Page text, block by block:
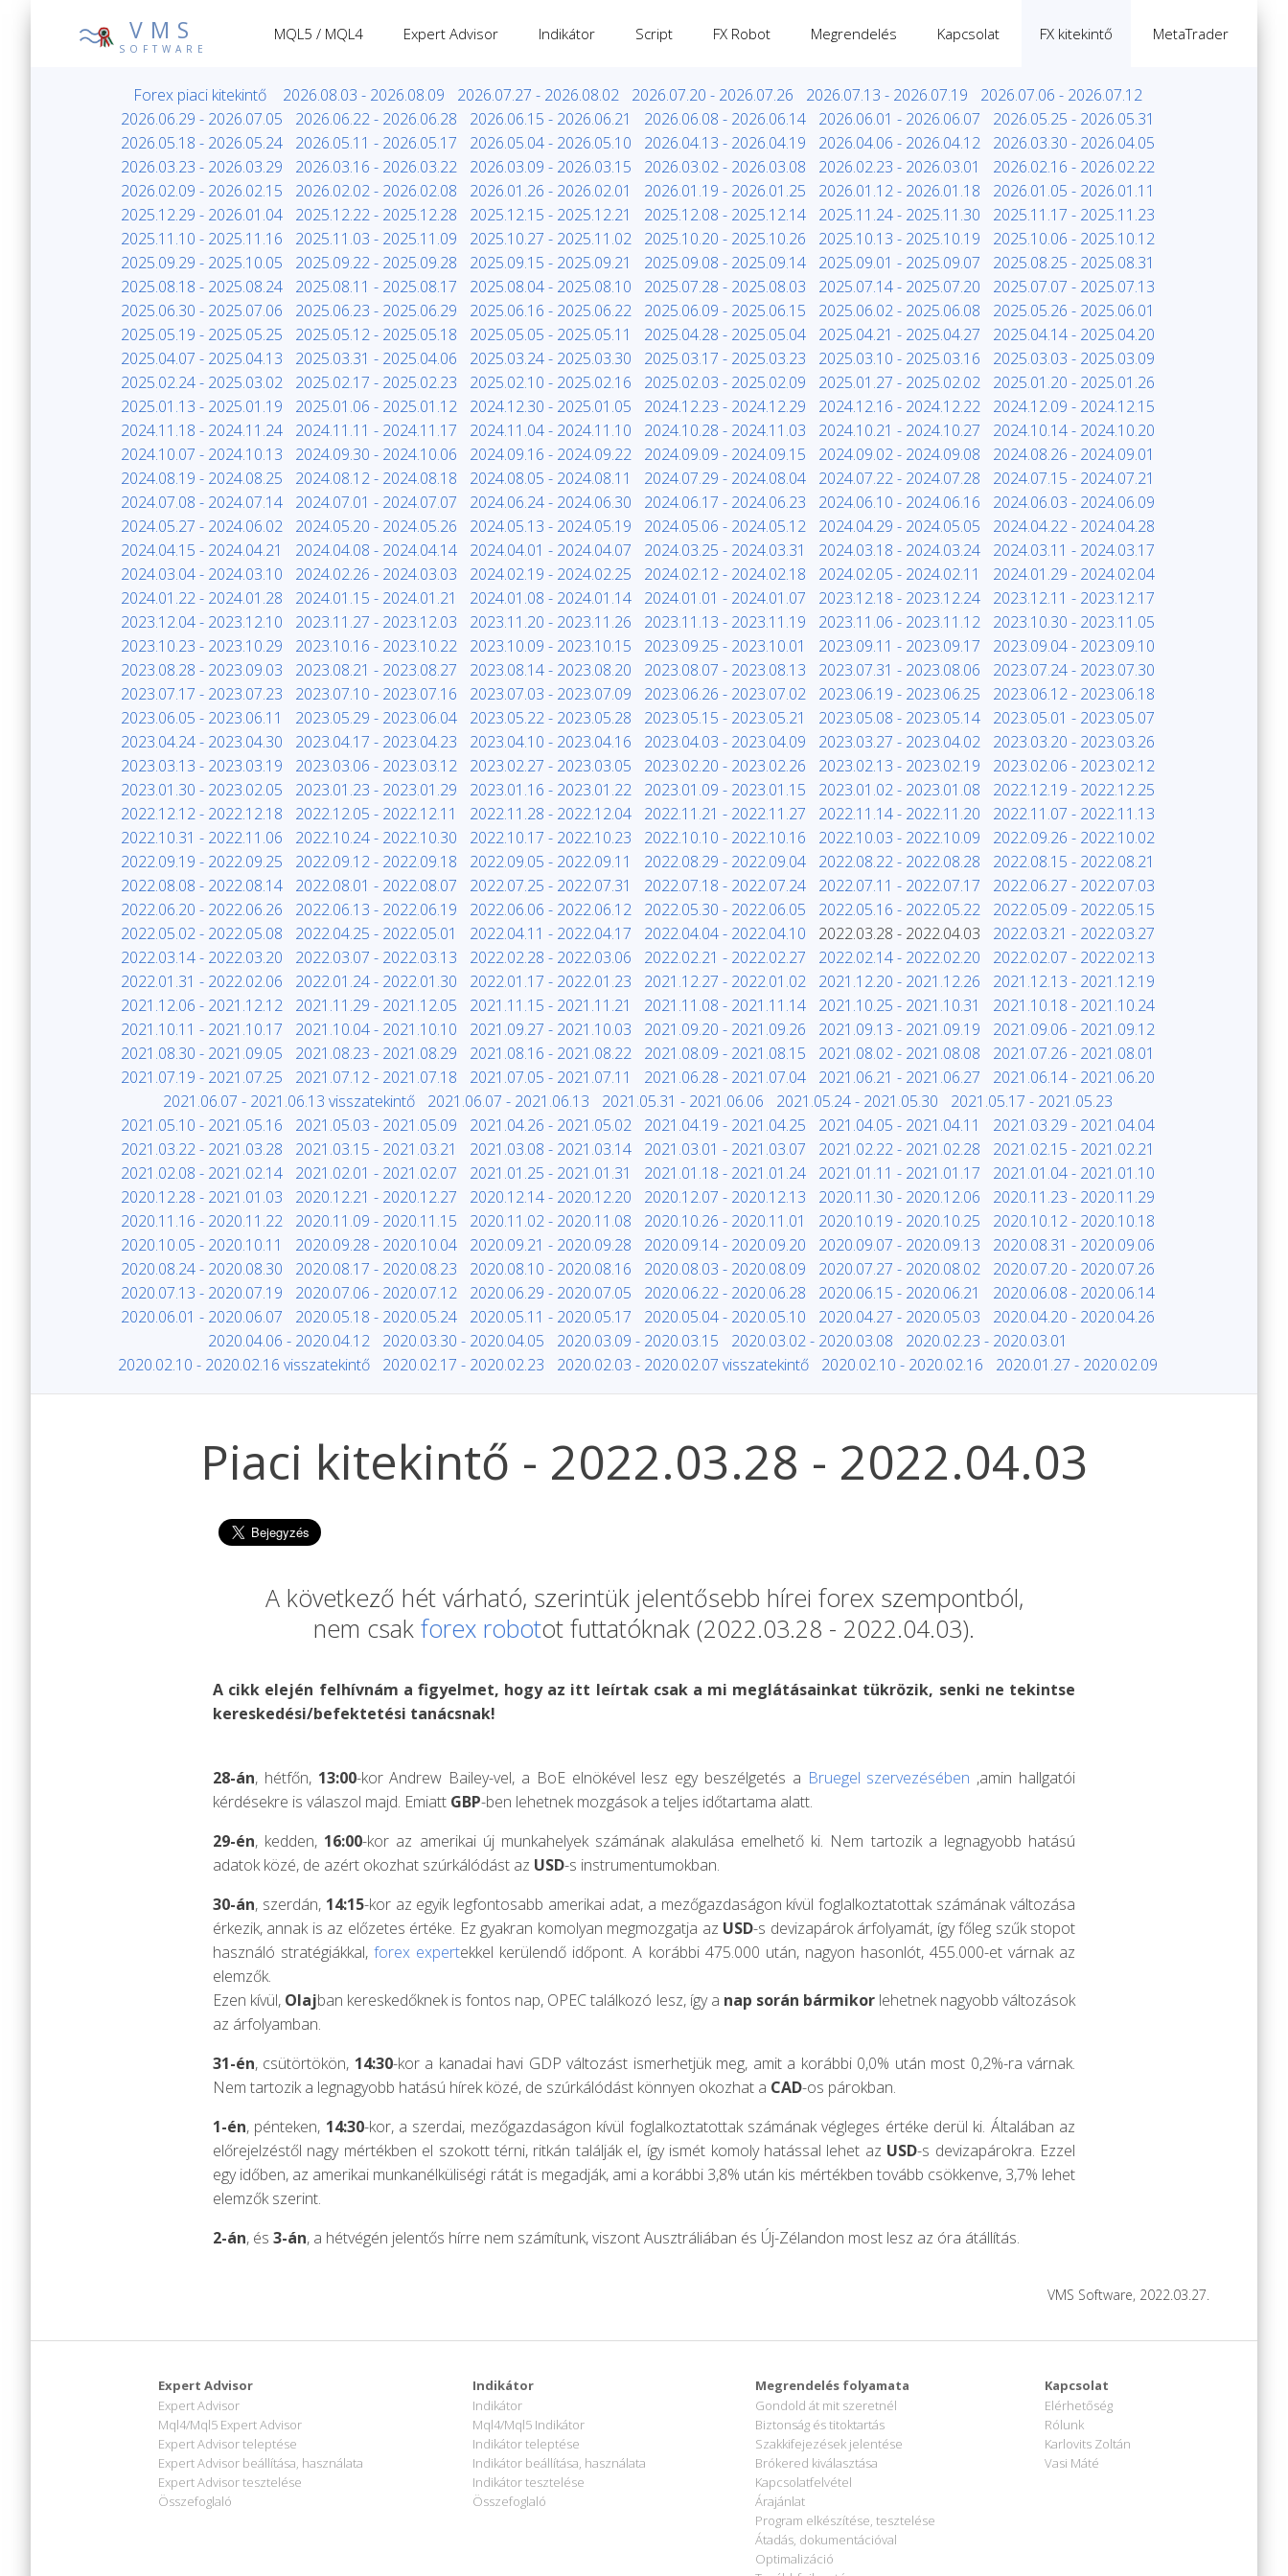
VMS
SOFTWARE
MQL5 / MQL4 Expert Advisor Indikátor Script FX Robot Megrendelés Kapcsolat FX kitekintő MetaTrader
Forex piaci kitekintő 2026.08.03 - 2026.08.09 2026.07.27 - 2026.08.02 2026.07.20 - 2026.07.26 2026.07.13 - 2026.07.19
2026.07.06 - 2026.07.12
2026.06.29 - 2026.07.05
2026.06.22 - 2026.06.28 2026.06.15 - 2026.06.21 2026.06.08 - 2026.06.14 2026.06.01 - 2026.06.07
2026.05.25 - 2026.05.31
2026.05.18 - 2026.05.24
2026.05.11 - 2026.05.17 2026.05.04 - 2026.05.10 2026.04.13 - 2026.04.19 2026.04.06 - 2026.04.12
2026.03.30 - 2026.04.05
2026.03.23 - 2026.03.29
2026.03.16 - 2026.03.22 2026.03.09 - 2026.03.15 2026.03.02 - 2026.03.08 2026.02.23 - 2026.03.01
2026.02.16 - 2026.02.22
2026.02.09 - 2026.02.15
2026.02.02 - 2026.02.08 2026.01.26 - 2026.02.01 2026.01.19 - 2026.01.25 2026.01.12 - 2026.01.18
2026.01.05 - 2026.01.11
2025.12.29 - 2026.01.04
2025.12.22 - 2025.12.28 2025.12.15 - 2025.12.21 2025.12.08 - 2025.12.14 2025.11.24 - 2025.11.30
2025.11.17 - 2025.11.23
2025.11.10 - 2025.11.16
2025.11.03 - 2025.11.09 2025.10.27 - 2025.11.02 2025.10.20 - 2025.10.26 2025.10.13 - 2025.10.19
2025.10.06 - 2025.10.12
2025.09.29 - 2025.10.05
2025.09.22 - 2025.09.28 2025.09.15 - 2025.09.21 2025.09.08 - 2025.09.14 2025.09.01 - 2025.09.07
2025.08.25 - 2025.08.31
2025.08.18 - 2025.08.24
2025.08.11 - 2025.08.17 2025.08.04 - 2025.08.10 2025.07.28 - 2025.08.03 2025.07.14 - 2025.07.20
2025.07.07 - 2025.07.13
2025.06.30 - 2025.07.06
2025.06.23 - 2025.06.29 2025.06.16 - 2025.06.22 2025.06.09 - 2025.06.15 2025.06.02 - 2025.06.08
2025.05.26 - 2025.06.01
2025.05.19 - 2025.05.25
2025.05.12 - 2025.05.18 2025.05.05 - 2025.05.11 2025.04.28 - 2025.05.04 2025.04.21 - 2025.04.27
2025.04.14 - 2025.04.20
2025.04.07 - 2025.04.13
2025.03.31 - 2025.04.06 2025.03.24 - 2025.03.30 2025.03.17 - 2025.03.23 2025.03.10 - 2025.03.16
2025.03.03 - 2025.03.09
2025.02.24 - 2025.03.02
2025.02.17 - 2025.02.23 2025.02.10 - 2025.02.16 2025.02.03 - 2025.02.09 2025.01.27 - 2025.02.02
2025.01.20 - 2025.01.26
2025.01.13 - 2025.01.19
2025.01.06 - 2025.01.12 2024.12.30 - 2025.01.05 2024.12.23 - 2024.12.29 2024.12.16 - 2024.12.22
2024.12.09 - 2024.12.15
2024.11.18 - 2024.11.24
2024.11.11 - 2024.11.17 2024.11.04 - 2024.11.10 2024.10.28 - 2024.11.03 2024.10.21 - 2024.10.27
2024.10.14 - 2024.10.20
2024.10.07 - 2024.10.13
2024.09.30 - 2024.10.06 2024.09.16 - 2024.09.22 2024.09.09 - 2024.09.15 2024.09.02 - 2024.09.08
2024.08.26 - 2024.09.01
2024.08.19 - 2024.08.25
2024.08.12 - 2024.08.18 2024.08.05 - 2024.08.11 2024.07.29 - 2024.08.04 2024.07.22 - 2024.07.28
2024.07.15 - 2024.07.21
2024.07.08 - 2024.07.14
2024.07.01 - 2024.07.07 2024.06.24 - 2024.06.30 2024.06.17 - 2024.06.23 2024.06.10 - 2024.06.16
2024.06.03 - 2024.06.09
2024.05.27 - 2024.06.02
2024.05.20 - 2024.05.26 2024.05.13 - 2024.05.19 2024.05.06 - 2024.05.12 2024.04.29 - 2024.05.05
2024.04.22 - 2024.04.28
2024.04.15 - 2024.04.21
2024.04.08 - 2024.04.14 2024.04.01 - 2024.04.07 2024.03.25 - 2024.03.31 2024.03.18 - 2024.03.24
2024.03.11 - 2024.03.17
2024.03.04 - 2024.03.10
2024.02.26 - 2024.03.03 2024.02.19 - 2024.02.25 2024.02.12 - 2024.02.18 2024.02.05 - 2024.02.11
2024.01.29 - 2024.02.04
2024.01.22 - 2024.01.28
2024.01.15 - 2024.01.21 2024.01.08 - 2024.01.14 2024.01.01 - 2024.01.07 2023.12.18 - 2023.12.24
2023.12.11 - 2023.12.17
2023.12.04 - 2023.12.10
2023.11.27 - 2023.12.03 2023.11.20 - 2023.11.26 2023.11.13 - 2023.11.19 2023.11.06 - 2023.11.12
2023.10.30 - 2023.11.05
2023.10.23 - 2023.10.29
2023.10.16 - 2023.10.22 2023.10.09 - 2023.10.15 2023.09.25 - 2023.10.01 2023.09.11 - 2023.09.17
2023.09.04 - 2023.09.10
2023.08.28 - 2023.09.03
2023.08.21 - 2023.08.27 2023.08.14 - 2023.08.20 2023.08.07 - 2023.08.13 2023.07.31 - 2023.08.06
2023.07.24 - 2023.07.30
2023.07.17 - 2023.07.23
2023.07.10 - 2023.07.16 2023.07.03 - 2023.07.09 2023.06.26 - 2023.07.02 2023.06.19 - 2023.06.25
2023.06.12 - 2023.06.18
2023.06.05 - 2023.06.11
2023.05.29 - 2023.06.04 2023.05.22 - 2023.05.28 2023.05.15 - 2023.05.21 2023.05.08 - 2023.05.14
2023.05.01 - 2023.05.07
2023.04.24 - 2023.04.30
2023.04.17 - 2023.04.23 2023.04.10 - 2023.04.16 2023.04.03 - 2023.04.09 2023.03.27 - 2023.04.02
2023.03.20 - 2023.03.26
2023.03.13 - 2023.03.19
2023.03.06 - 2023.03.12 2023.02.27 - 2023.03.05 2023.02.20 - 2023.02.26 2023.02.13 - 2023.02.19
2023.02.06 - 2023.02.12
2023.01.30 - 2023.02.05
2023.01.23 - 2023.01.29 2023.01.16 - 2023.01.22 2023.01.09 - 2023.01.15 2023.01.02 - 2023.01.08
2022.12.19 - 2022.12.25
2022.12.12 - 2022.12.18
2022.12.05 - 2022.12.11 2022.11.28 - 2022.12.04 2022.11.21 - 2022.11.27 2022.11.14 - 2022.11.20
2022.11.07 - 2022.11.13
2022.10.31 - 2022.11.06
2022.10.24 - 2022.10.30 2022.10.17 - 2022.10.23 2022.10.10 - 2022.10.16 2022.10.03 - 2022.10.09
2022.09.26 - 2022.10.02
2022.09.19 - 2022.09.25
2022.09.12 - 2022.09.18 2022.09.05 - 2022.09.11 2022.08.29 - 2022.09.04 2022.08.22 - 2022.08.28
2022.08.15 - 2022.08.21
2022.08.08 - 2022.08.14
2022.08.01 - 2022.08.07 2022.07.25 - 2022.07.31 2022.07.18 - 2022.07.24 2022.07.11 - 2022.07.17
2022.06.27 - 2022.07.03
2022.06.20 - 2022.06.26
2022.06.13 - 2022.06.19 2022.06.06 - 2022.06.12 2022.05.30 - 2022.06.05 2022.05.16 - 2022.05.22
2022.05.09 - 2022.05.15
2022.05.02 - 2022.05.08
2022.04.25 - 2022.05.01 2022.04.11 - 2022.04.17 2022.04.04 - 2022.04.10 2022.03.28 - 2022.04.03
2022.03.21 - 2022.03.27
2022.03.14 - 2022.03.20
2022.03.07 - 2022.03.13 2022.02.28 - 2022.03.06 2022.02.21 - 2022.02.27 2022.02.14 - 2022.02.20
2022.02.07 - 2022.02.13
2022.01.31 - 2022.02.06
2022.01.24 - 2022.01.30 2022.01.17 - 2022.01.23 2021.12.27 - 2022.01.02 2021.12.20 - 2021.12.26
2021.12.13 - 2021.12.19
2021.12.06 - 2021.12.12
2021.11.29 - 2021.12.05 2021.11.15 - 2021.11.21 2021.11.08 - 2021.11.14 2021.10.25 - 2021.10.31
2021.10.18 - 2021.10.24
2021.10.11 - 2021.10.17
2021.10.04 - 2021.10.10 2021.09.27 - 2021.10.03 2021.09.20 - 2021.09.26 2021.09.13 - 2021.09.19
2021.09.06 - 2021.09.12
2021.08.30 - 2021.09.05
2021.08.23 - 2021.08.29 2021.08.16 - 2021.08.22 2021.08.09 - 2021.08.15 2021.08.02 - 2021.08.08
2021.07.26 - 2021.08.01
2021.07.19 - 2021.07.25
2021.07.12 - 2021.07.18 2021.07.05 - 2021.07.11 2021.06.28 - 2021.07.04 2021.06.21 - 2021.06.27
2021.06.14 - 2021.06.20
2021.06.07 - 2021.06.13 visszatekintő
2021.06.07 - 2021.06.13 2021.05.31 - 2021.06.06 2021.05.24 - 2021.05.30
2021.05.17 - 2021.05.23
2021.05.10 - 2021.05.16
2021.05.03 - 2021.05.09 2021.04.26 - 2021.05.02 2021.04.19 - 2021.04.25 2021.04.05 - 2021.04.11
2021.03.29 - 2021.04.04
2021.03.22 - 2021.03.28
2021.03.15 - 2021.03.21 2021.03.08 - 2021.03.14 2021.03.01 - 2021.03.07 2021.02.22 - 2021.02.28
2021.02.15 - 2021.02.21
2021.02.08 - 2021.02.14
2021.02.01 - 2021.02.07 2021.01.25 - 2021.01.31 2021.01.18 - 2021.01.24 2021.01.11 - 2021.01.17
2021.01.04 - 2021.01.10
2020.12.28 - 2021.01.03
2020.12.21 - 2020.12.27 2020.12.14 - 2020.12.20 2020.12.07 - 2020.12.13 2020.11.30 - 2020.12.06
2020.11.23 - 2020.11.29
2020.11.16 - 2020.11.22
2020.11.09 - 2020.11.15 2020.11.02 - 2020.11.08 2020.10.26 - 2020.11.01 2020.10.19 - 2020.10.25
2020.10.12 - 2020.10.18
2020.10.05 - 2020.10.11
2020.09.28 - 2020.10.04 2020.09.21 - 2020.09.28 2020.09.14 - 2020.09.20 2020.09.07 - 2020.09.13
2020.08.31 - 2020.09.06
2020.08.24 - 2020.08.30
2020.08.17 - 2020.08.23 2020.08.10 - 2020.08.16 2020.08.03 - 2020.08.09 2020.07.27 - 2020.08.02
2020.07.20 - 2020.07.26
2020.07.13 - 2020.07.19
2020.07.06 - 2020.07.12 2020.06.29 - 2020.07.05 2020.06.22 - 2020.06.28 2020.06.15 - 2020.06.21
2020.06.08 - 2020.06.14
2020.06.01 - 2020.06.07
2020.05.18 - 2020.05.24 2020.05.11 - 2020.05.17 2020.05.04 - 2020.05.10 2020.04.27 - 2020.05.03
2020.04.20 - 2020.04.26
2020.04.06 - 2020.04.12
2020.03.30 - 2020.04.05 2020.03.09 - 2020.03.15 2020.03.02 - 2020.03.08
2020.02.23 - 2020.03.01
2020.02.10 - 2020.02.16 visszatekintő
2020.02.17 - 2020.02.23 2020.02.03 - 2020.02.07 visszatekintő 2020.02.10 - 2020.02.16 2020.01.27 - 2020.02.09
Piaci kitekintő - 2022.03.28 - 2022.04.03
A következő hét várható, szerintük jelentősebb hírei forex szempontból,
nem csak forex robotot futtatóknak (2022.03.28 - 2022.04.03).
A cikk elején felhívnám a figyelmet, hogy az itt leírtak csak a mi meglátásainkat tükrözik, senki ne tekintse
kereskedési/befektetési tanácsnak!
28-án, hétfőn, 13:00-kor Andrew Bailey-vel, a BoE elnökével lesz egy beszélgetés a Bruegel szervezésében ,amin hallgatói
kérdésekre is válaszol majd. Emiatt GBP-ben lehetnek mozgások a teljes időtartama alatt.
29-én, kedden, 16:00-kor az amerikai új munkahelyek számának alakulása emelhető ki. Nem tartozik a legnagyobb hatású
adatok közé, de azért okozhat szúrkálódást az USD-s instrumentumokban.
30-án, szerdán, 14:15-kor az egyik legfontosabb amerikai adat, a mezőgazdaságon kívül foglalkoztatottak számának változása
érkezik, annak is az előzetes értéke. Ez gyakran komolyan megmozgatja az USD-s devizapárok árfolyamát, így főleg szűk stopot
használó stratégiákkal,forex expertekkel kerülendő időpont. A korábbi 475.000 után, nagyon hasonlót, 455.000-et várnak az
elemzők.
Ezen kívül, Olajban kereskedőknek is fontos nap, OPEC találkozó lesz, így a nap során bármikorlehetnek nagyobb változások
az árfolyamban.
31-én, csütörtökön, 14:30-kor a kanadai havi GDP változást ismerhetjük meg, amit a korábbi 0,0% után most 0,2%-ra várnak.
Nem tartozik a legnagyobb hatású hírek közé, de szúrkálódást könnyen okozhat a CAD-os párokban.
1-én, pénteken, 14:30-kor, a szerdai, mezőgazdaságon kívül foglalkoztatottak számának végleges értéke derül ki. Általában az
előrejelzéstől nagy mértékben el szokott térni, ritkán találják el, így ismét komoly hatással lehet az USD-s devizapárokra. Ezzel
egy időben, az amerikai munkanélküliségi rátát is megadják, ami a korábbi 3,8% után kis mértékben tovább csökkenve, 3,7% lehet
elemzők szerint.
2-án, és 3-án, a hétvégén jelentős hírre nem számítunk, viszont Ausztráliában és Új-Zélandon most lesz az óra átállítás.
VMS Software, 2022.03.27.
Expert Advisor
Expert Advisor
Mql4/Mql5 Expert Advisor
Expert Advisor teleptése
Expert Advisor beállítása, használata
Expert Advisor tesztelése
Összefoglaló
Indikátor
Indikátor
Mql4/Mql5 Indikátor
Indikátor teleptése
Indikátor beállítása, használata
Indikátor tesztelése
Összefoglaló
Megrendelés folyamata
Gondold át mit szeretnél
Biztonság és titoktartás
Szakkifejezések jelentése
Brókered kiválasztása
Kapcsolatfelvétel
Árajánlat
Program elkészítése, tesztelése
Átadás, dokumentációval
Optimalizáció
Kapcsolat
Elérhetőség
Rólunk
Karlovits Zoltán
Vasi Máté